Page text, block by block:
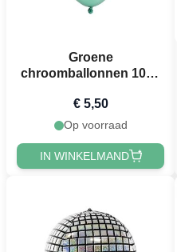
Groene
chroomballonnen 10x -
€ 5,50
Op voorraad
IN WINKELMAND